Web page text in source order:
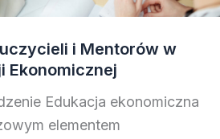
i Mentorów w
Ekonomicznej
Edukacja ekonomiczna
elementem